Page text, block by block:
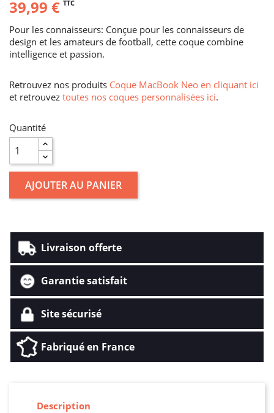
39,99 € TTC
Pour les connaisseurs: Conçue pour les connaisseurs de
design et les amateurs de football, cette coque combine
intelligence et passion.
Retrouvez nos produits Coque MacBook Neo en cliquant ici
et retrouvez toutes nos coques personnalisées ici.
Quantité
AJOUTER AU PANIER
Livraison offerte
Garantie satisfait
Site sécurisé
Fabriqué en France
Description